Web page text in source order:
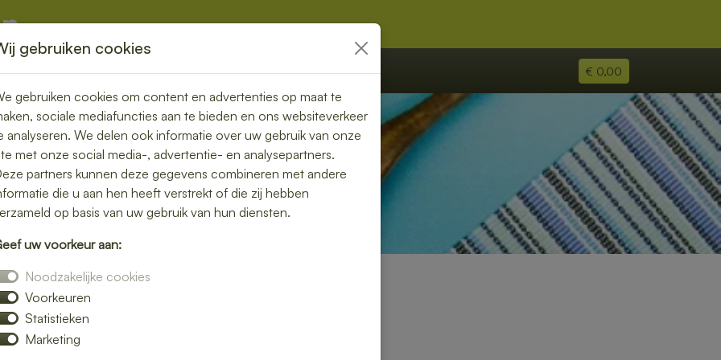
Overige € 0,00
gebruiken cookies
gebruiken cookies om content en advertenties op maat te
sociale mediafuncties aan te bieden en ons websiteverkeer
analyseren. We delen ook informatie over uw gebruik van onze
met onze social media-, advertentie- en analysepartners.
partners kunnen deze gegevens combineren met andere
die u aan hen heeft verstrekt of die zij hebben
op basis van uw gebruik van hun diensten.
uw voorkeur aan:
Noodzakelijke cookies
Voorkeuren
Statistieken
Marketing